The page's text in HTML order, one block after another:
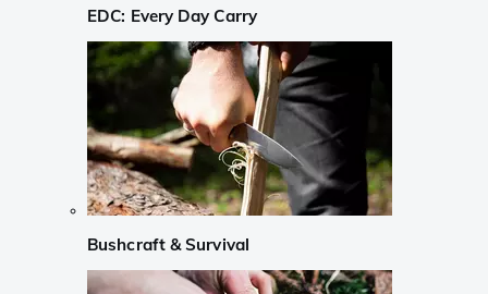
EDC: Every Day Carry
Bushcraft & Survival